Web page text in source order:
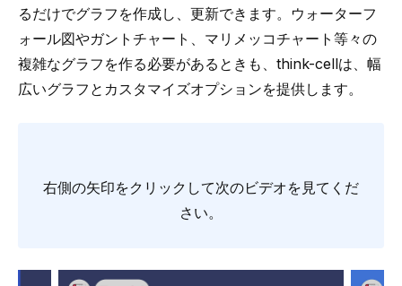
るだけでグラフを作成し、更新できます。ウォーターフ
ォール図やガントチャート、マリメッコチャート等々の
複雑なグラフを作る必要があるときも、think-cellは、幅
広いグラフとカスタマイズオプションを提供します。
右側の矢印をクリックして次のビデオを見てくだ
さい。